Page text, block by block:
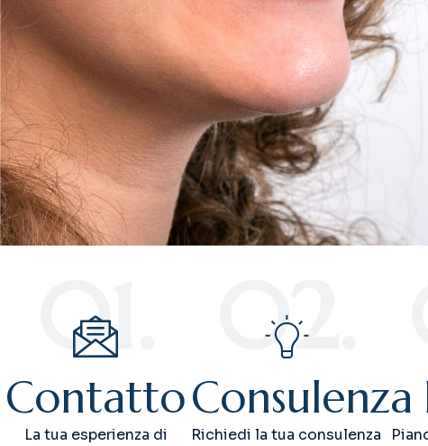
01.
Contatto
La tua esperienza di
02.
Consulenza
Richiedi la tua consulenza